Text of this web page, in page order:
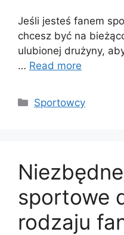
Jeśli jesteś fanem
chcesz być na
ulubionej drużyny,
… Read more
Categories
Sportowcy
sportowe
rodzaju